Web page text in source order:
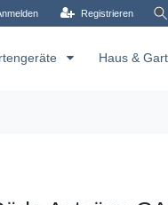
Registrieren
Haus &